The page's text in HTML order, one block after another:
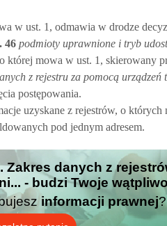
w ust. 1, odmawia w drodze
46 podmioty uprawnione i tryb
której mowa w ust. 1, skierowany
z rejestru za pomocą urządzeń
postępowania.
uzyskane z rejestrów, o których
pod jednym adresem.
Zakres danych z
- budzi Twoje
informacji prawnej?